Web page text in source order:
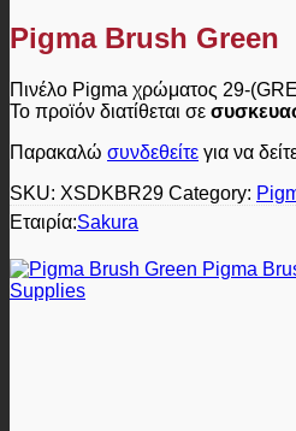
Pigma Brush Green
Πινέλο Pigma χρώματος 29-
Το προϊόν διατίθεται σε
Παρακαλώ συνδεθείτε για να
SKU: XSDKBR29 Category:
Εταιρία:Sakura